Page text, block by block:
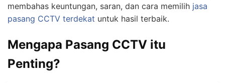
membahas keuntungan, saran, dan cara memilih jasa
pasang CCTV terdekat untuk hasil terbaik.
Mengapa Pasang CCTV itu
Penting?